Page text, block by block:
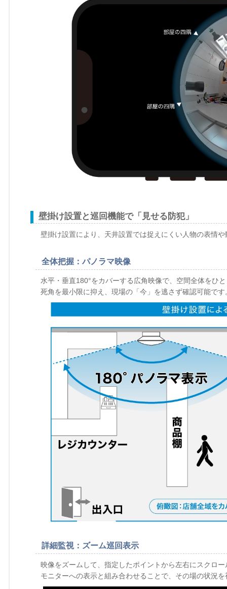
壁掛け設置と巡回機能で「見せる防犯」
壁掛け設置により、天井設置では捉えにくい人物の表情
全体把握：パノラマ映像
水平・垂直180°をカバーする広角映像で、空間全体をひ
死角を最小限に抑え、現場の「今」を逃さず確認可能です
詳細監視：ズーム巡回表示
映像をズームして、指定したポイントから左右にスクロ
モニターへの表示と組み合わせることで、その場の状況